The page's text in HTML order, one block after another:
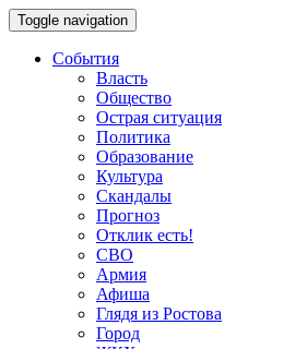
Toggle navigation
События
Власть
Общество
Острая ситуация
Политика
Образование
Культура
Скандалы
Прогноз
Отклик есть!
СВО
Армия
Афиша
Глядя из Ростова
Город